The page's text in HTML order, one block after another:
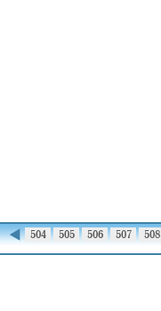
◀
503 504 505 506 507 508